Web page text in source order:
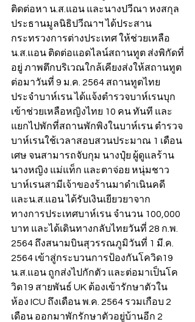
ติดต่อหา น.ส.แอน และนางปวีณา หงสกุล
ประธานมูลนิธิปวีณาฯ ได้ประสาน
กระทรวงการต่างประเทศ ให้ช่วยเหลือ
น.ส.แอน ติดต่อแอดไลน์สถานทูต ส่งพิกัดที่
อยู่ ภาพตึกบริเวณใกล้เคียงส่งให้สถานทูต
ต่อมาวันที่ 9 ม.ค. 2564 สถานทูตไทย
ประจำบาห์เรน ได้แจ้งตำรวจบาห์เรนบุก
เข้าช่วยเหลือหญิงไทย 10 คน ทันที และ
แยกไปพักที่สถานพักพิงในบาห์เรน ตำรวจ
บาห์เรนใช้เวลาสอบสวนประมาณ 1 เดือน
เศษ จนสามารถจับกุม นางปุ๋ย ผู้ดูแลร้าน
นางหญิง แม่แท็ก และตาจ่อย หนุ่มชาว
บาห์เรนสามีเจ้าของร้านมาดำเนินคดี
และน.ส.แอน ได้รับเงินเยียวยาจาก
ทางการประเทศบาห์เรน จำนวน 100,000
บาท และได้เดินทางกลับไทยวันที่ 28 ก.พ.
2564 ถึงสนามบินสุวรรณภูมิวันที่ 1 มี.ค.
2564 เข้าสู่กระบวนการป้องกันโควิด19
น.ส.แอน ถูกส่งไปกักตัว และต่อมาเป็นโค
วิด19 สายพันธ์ UK ต้องเข้ารักษาตัวใน
ห้อง ICU ถึงเดือน พ.ค. 2564 รวมเกือบ 2
เดือน ออกมาพักรักษาตัวอยู่บ้านอีก 2